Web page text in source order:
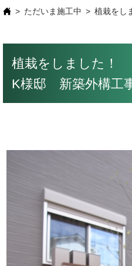
ただいま施工中 植栽を
植栽をしました
K様邸 新築外構工